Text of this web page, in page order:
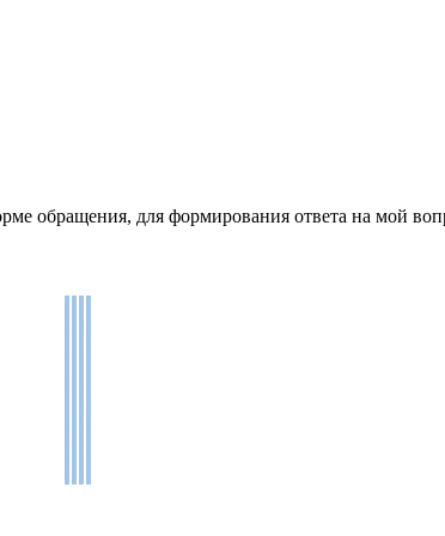
обращения, для формирования ответа на мой